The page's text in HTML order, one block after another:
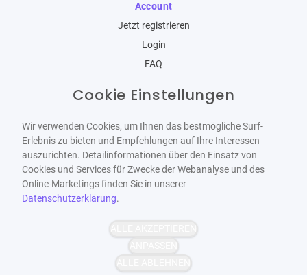
Account
Jetzt registrieren
Login
FAQ
Entdecken
Rechtliches
AGBs
Impressum
youbuyda ©2026. Alle Rechte vorbehalten.
Cookie Einstellungen
Wir verwenden Cookies, um Ihnen das bestmögliche Surf-
Erlebnis zu bieten und Empfehlungen auf Ihre Interessen
auszurichten. Detailinformationen über den Einsatz von
Cookies und Services für Zwecke der Webanalyse und des
Online-Marketings finden Sie in unserer
Datenschutzerklärung.
ALLE AKZEPTIEREN
ANPASSEN
ALLE ABLEHNEN
Cookie Einstellungen
Wir verwenden Cookies, um Ihnen das bestmögliche Surf-
Erlebnis zu bieten und Empfehlungen auf Ihre Interessen
auszurichten. Detailinformationen über den Einsatz von
Cookies und Services für Zwecke der Webanalyse und des
Online-Marketings finden Sie in unserer
Datenschutzerklärung.
ALLE AKZEPTIEREN
ANPASSEN
ALLE ABLEHNEN